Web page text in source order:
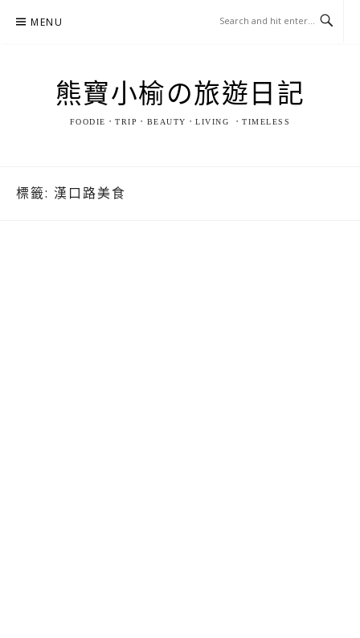
MENU
熊寶小榆の旅遊日記
FOODIE．TRIP．BEAUTY．LIVING ．TIMELESS
標籤: 漢口路美食